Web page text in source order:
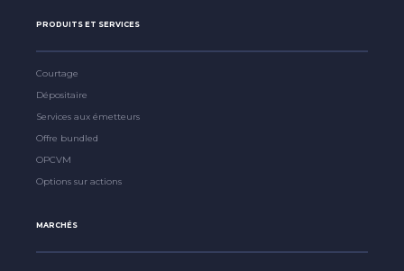
PRODUITS ET SERVICES
Courtage
Dépositaire
Services aux émetteurs
Offre bundled
OPCVM
Options sur actions
MARCHÉS